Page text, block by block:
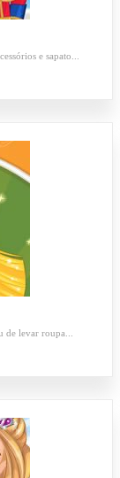
e sapato...
de levar roupa...